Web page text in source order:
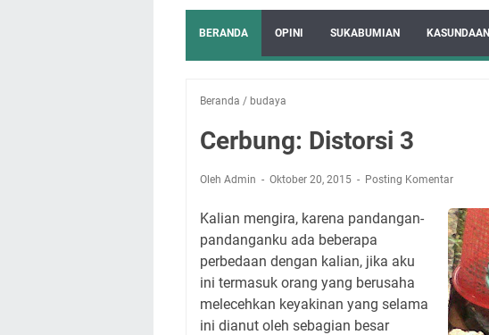
BERANDA OPINI SUKABUMIAN KASUNDAAN
Beranda / budaya
Cerbung: Distorsi 3
Oleh Admin Oktober 20, 2015 Posting Komentar
Kalian mengira, karena pandangan-
pandanganku ada beberapa
perbedaan dengan kalian, jika aku
ini termasuk orang yang berusaha
melecehkan keyakinan yang selama
ini dianut oleh sebagian besar